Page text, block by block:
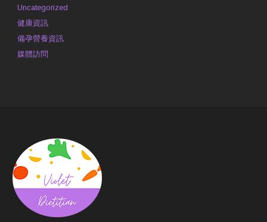
Uncategorized
健康資訊
備孕營養資訊
媒體訪問